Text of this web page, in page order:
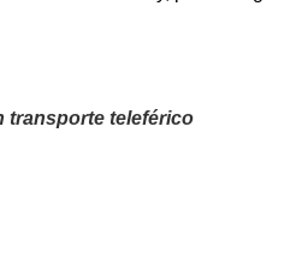
transporte teleférico